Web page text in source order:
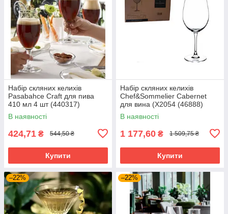
Набір скляних келихів
Pasabahce Craft для пива
410 мл 4 шт (440317)
В наявності
424,71 ₴ 544,50 ₴
Купити
Набір скляних келихів
Chef&Sommelier Cabernet
для вина (X2054 (46888)
В наявності
1 177,60 ₴ 1 509,75 ₴
Купити
–22% –22%